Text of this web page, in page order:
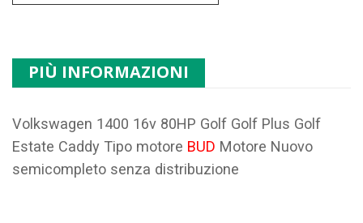
PIÙ INFORMAZIONI
Volkswagen 1400 16v 80HP Golf Golf Plus Golf
Estate Caddy Tipo motore BUD Motore Nuovo
semicompleto senza distribuzione